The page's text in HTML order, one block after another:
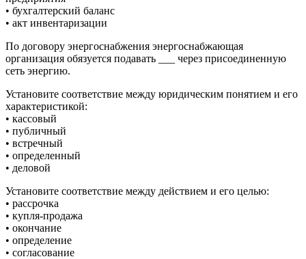
• бухгалтерский баланс
• акт инвентаризации
По договору энергоснабжения энергоснабжающая
организация обязуется подавать ___ через присоединенную
сеть энергию.
Установите соответствие между юридическим понятием и его
характеристикой:
• кассовый
• публичный
• встречный
• определенный
• деловой
Установите соответствие между действием и его целью:
• рассрочка
• купля-продажа
• окончание
• определение
• согласование